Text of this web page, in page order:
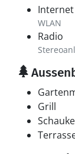
Internet
WLAN
Radio
Grill